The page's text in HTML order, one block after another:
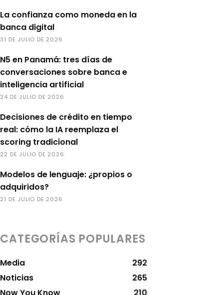
La confianza como moneda en la
banca digital
31 DE JULIO DE 2026
N5 en Panamá: tres días de
conversaciones sobre banca e
inteligencia artificial
24 DE JULIO DE 2026
Decisiones de crédito en tiempo
real: cómo la IA reemplaza el
scoring tradicional
22 DE JULIO DE 2026
Modelos de lenguaje: ¿propios o
adquiridos?
21 DE JULIO DE 2026
CATEGORÍAS POPULARES
Media
292
Noticias
265